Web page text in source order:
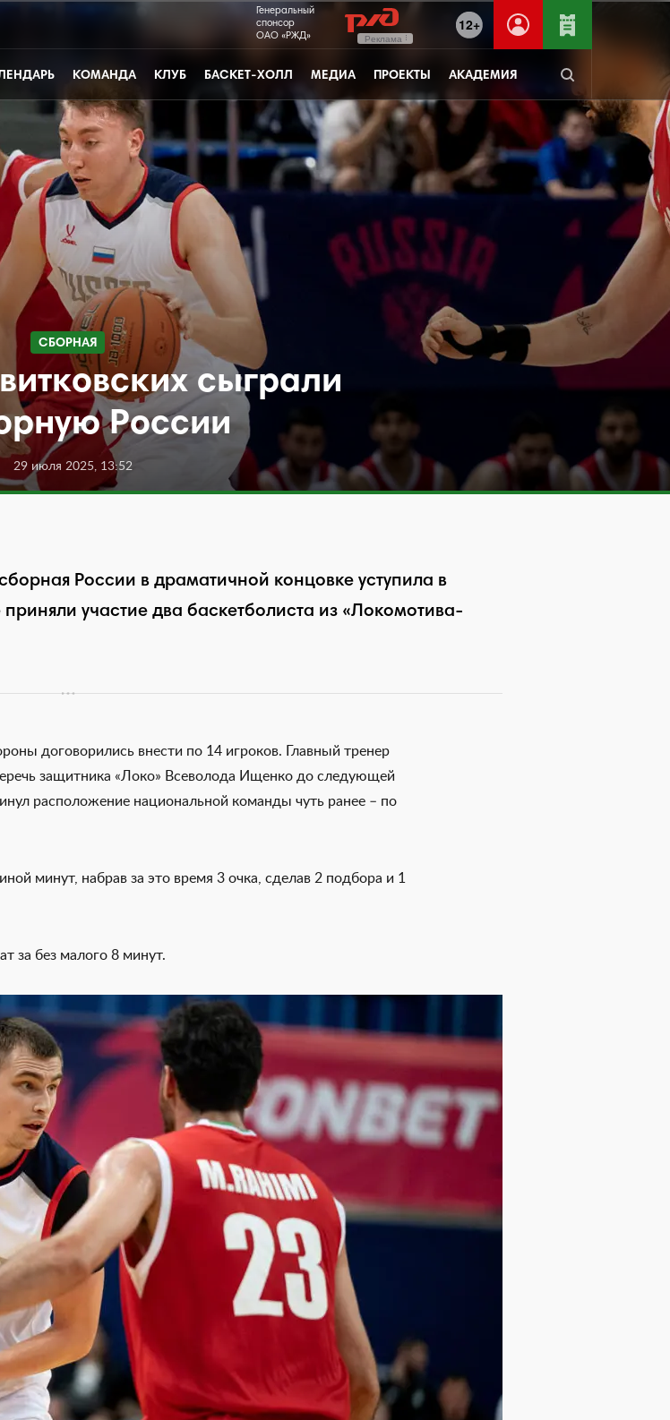
12+
Генеральный
спонсор
ОАО «РЖД»
Реклама
КОМАНДА КЛУБ БАСКЕТ-ХОЛЛ МЕДИА ПРОЕКТЫ АКАДЕМИЯ
СБОРНАЯ
сыграли
России
29 июля 2025, 13:52
России в драматичной концовке уступила в
участие два баскетболиста из «Локомотива-
договорились внести по 14 игроков. Главный тренер
защитника «Локо» Всеволода Ищенко до следующей
расположение национальной команды чуть ранее – по
минут, набрав за это время 3 очка, сделав 2 подбора и 1
за без малого 8 минут.